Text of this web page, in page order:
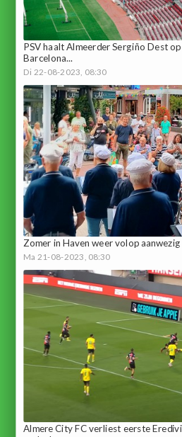
PSV haalt Almeerder Sergiño Dest
Barcelona...
Di 22-08-2023, 08:30
Zomer in Haven weer volop aanwezig
Ma 21-08-2023, 08:30
Almere City FC verliest eerste